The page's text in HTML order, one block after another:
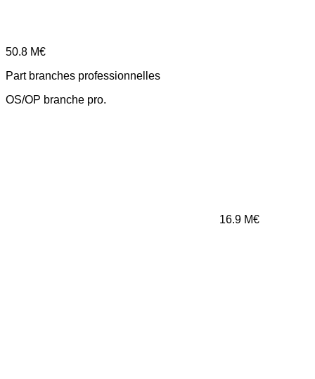
50.8 M€
Part branches professionnelles
OS/OP branche pro.
16.9 M€